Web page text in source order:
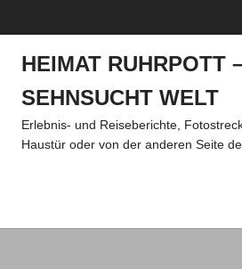
Inhalt
springen
HEIMAT RUHRPOTT
SEHNSUCHT WELT
Erlebnis- und Reiseberichte,
Haustür oder von der anderen Seite